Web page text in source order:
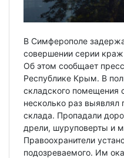
В Симферополе
совершении серии
Об этом сообщает
Республике Крым. В
складского помещения
несколько раз
склада. Пропадали
дрели, шуруповерты и
Правоохранители
подозреваемого. Им